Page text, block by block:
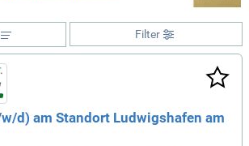
Filter
d) am Standort Ludwigshafen am